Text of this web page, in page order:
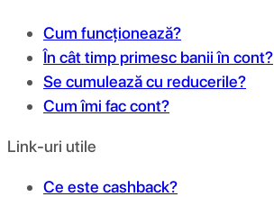
Cum funcționează?
În cât timp primesc banii în cont?
Se cumulează cu reducerile?
Cum îmi fac cont?
Link-uri utile
Ce este cashback?